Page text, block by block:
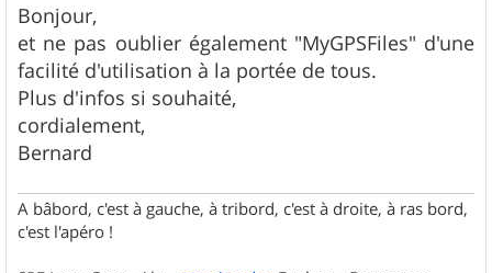
s
s
a
g
e
Bonjour,
et ne pas oublier également "MyGPSFiles" d'une
facilité d'utilisation à la portée de tous.
Plus d'infos si souhaité,
cordialement,
Bernard
A bâbord, c'est à gauche, à tribord, c'est à droite, à ras bord,
c'est l'apéro !